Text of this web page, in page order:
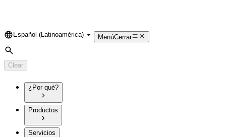
Language
Español (Latinoamérica) MenúCerrar
Search
Clear
¿Por qué?
Productos
Servicios